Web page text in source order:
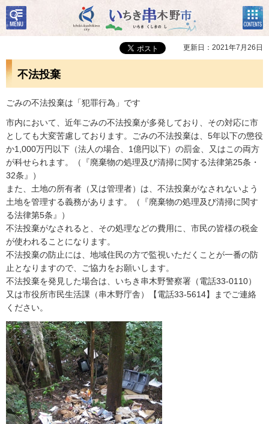
いちき串木野市
検
索・
共通
コン
テン
ツメ
ニュ
更新日：2021年7月26日
不法投棄
ごみの不法投棄は「犯罪行為」です
市内において、近年ごみの不法投棄が多発しており、その対応に市
としても大変苦慮しております。ごみの不法投棄は、5年以下の懲役
か1,000万円以下（法人の場合、1億円以下）の罰金、又はこの両方
が科せられます。（『廃棄物の処理及び清掃に関する法律第25条・
32条』）
また、土地の所有者（又は管理者）は、不法投棄がなされないよう
土地を管理する義務があります。（『廃棄物の処理及び清掃に関す
る法律第5条』）
不法投棄がなされると、その処理などの費用に、市民の皆様の税金
が使われることになります。
不法投棄の防止には、地域住民の方で監視いただくことが一番の防
止となりますので、ご協力をお願いします。
不法投棄を発見した場合は、いちき串木野警察署（電話33-0110）
又は市役所市民生活課（串木野庁舎）【電話33-5614】までご連絡
ください。